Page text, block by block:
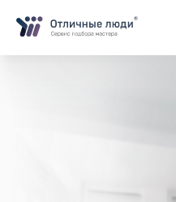
За каждый оформленный
счет